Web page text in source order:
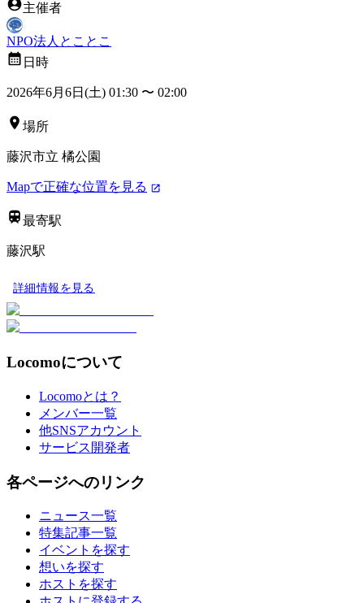
主催者
NPO法人とことこ
日時
2026年6月6日(土) 01:30 〜 02:00
場所
藤沢市立 橘公園
Mapで正確な位置を見る
最寄駅
藤沢駅
詳細情報を見る
Locomoについて
Locomoとは？
メンバー一覧
他SNSアカウント
サービス開発者
各ページへのリンク
ニュース一覧
特集記事一覧
イベントを探す
想いを探す
ホストを探す